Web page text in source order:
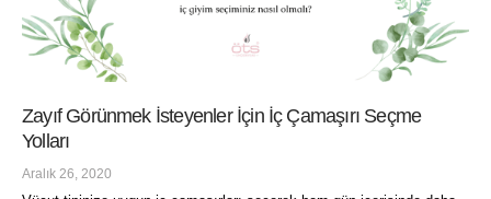
Zayıf Görünmek İsteyenler İçin İç Çamaşırı Seçme
Yolları
Aralık 26, 2020